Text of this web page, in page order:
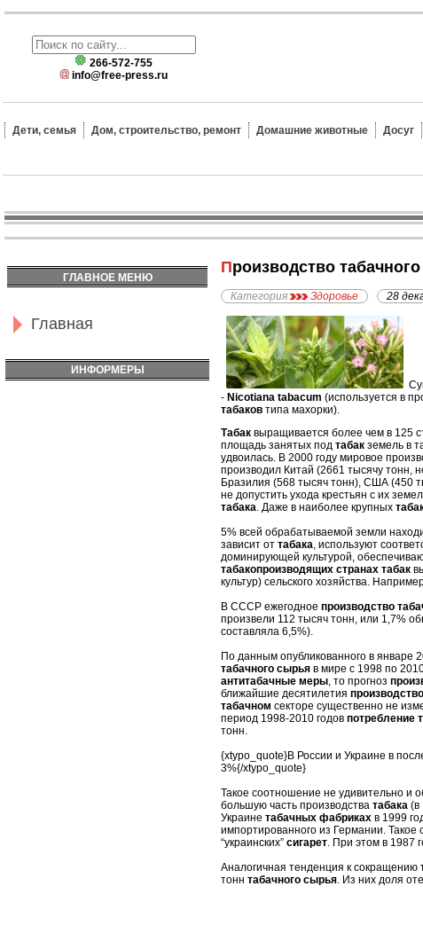
266-572-755
info@free-press.ru
Дети, семья Дом, строительство, ремонт Домашние животные Досуг
ГЛАВНОЕ МЕНЮ
Главная
ИНФОРМЕРЫ
Производство
Категория Здоровье 28
С
- Nicotiana tabacum (используется в
табаков типа махорки).
Табак выращивается более чем в 125
площадь занятых под табак земель в
удвоилась. В 2000 году мировое
производил Китай (2661 тысячу тонн,
Бразилия (568 тысяч тонн), США (450
не допустить ухода крестьян с их
табака . Даже в наиболее крупных
5% всей обрабатываемой земли
зависит от табака , используют
доминирующей культурой,
табакопроизводящих странах табак
культур) сельского хозяйства.
В СССР ежегодное производство
произвели 112 тысяч тонн, или 1,7%
составляла 6,5%).
По данным опубликованного в январе
табачного сырья в мире с 1998 по
антитабачные меры , то прогноз
ближайшие десятилетия
табачном секторе существенно не
период 1998-2010 годов потребление
тонн.
{xtypo_quote}В России и Украине в
3%{/xtypo_quote}
Такое соотношение не удивительно и
большую часть производства табака (в
Украине табачных фабриках в 1999
импортированного из Германии.
“украинских” сигарет . При этом в 1987
Аналогичная тенденция к сокращению
тонн табачного сырья . Из них доля